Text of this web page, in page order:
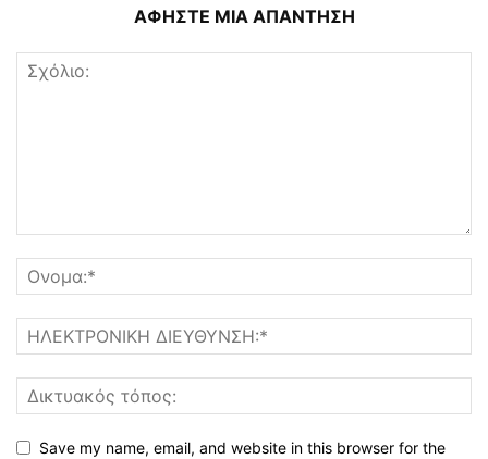
ΑΦΗΣΤΕ ΜΙΑ ΑΠΑΝΤΗΣΗ
Save my name, email, and website in this browser for the